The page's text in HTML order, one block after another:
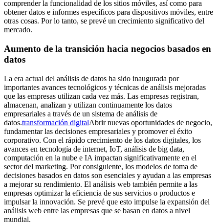
comprender la funcionalidad de los sitios móviles, así como para
obtener datos e informes específicos para dispositivos móviles, entre
otras cosas. Por lo tanto, se prevé un crecimiento significativo del
mercado.
Aumento de la transición hacia negocios basados ​​en
datos
La era actual del análisis de datos ha sido inaugurada por
importantes avances tecnológicos y técnicas de análisis mejoradas
que las empresas utilizan cada vez más. Las empresas registran,
almacenan, analizan y utilizan continuamente los datos
empresariales a través de un sistema de análisis de
datos.transformación digitalAbrir nuevas oportunidades de negocio,
fundamentar las decisiones empresariales y promover el éxito
corporativo. Con el rápido crecimiento de los datos digitales, los
avances en tecnología de internet, IoT, análisis de big data,
computación en la nube e IA impactan significativamente en el
sector del marketing. Por consiguiente, los modelos de toma de
decisiones basados ​​en datos son esenciales y ayudan a las empresas
a mejorar su rendimiento. El análisis web también permite a las
empresas optimizar la eficiencia de sus servicios o productos e
impulsar la innovación. Se prevé que esto impulse la expansión del
análisis web entre las empresas que se basan en datos a nivel
mundial.